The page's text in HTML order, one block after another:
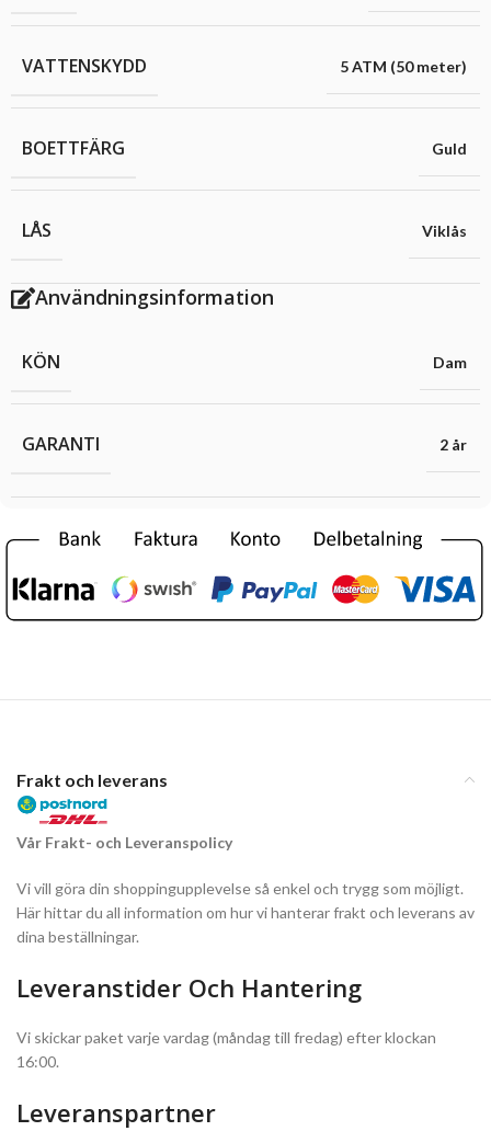
VATTENSKYDD 5 ATM (50 meter)
BOETTFÄRG Guld
LÅS Viklås
Användningsinformation
KÖN Dam
GARANTI 2 år
Frakt och leverans
Vår Frakt- och Leveranspolicy
Vi vill göra din shoppingupplevelse så enkel och trygg som möjligt.
Här hittar du all information om hur vi hanterar frakt och leverans av
dina beställningar.
Leveranstider Och Hantering
Vi skickar paket varje vardag (måndag till fredag) efter klockan
16:00.
Leveranspartner